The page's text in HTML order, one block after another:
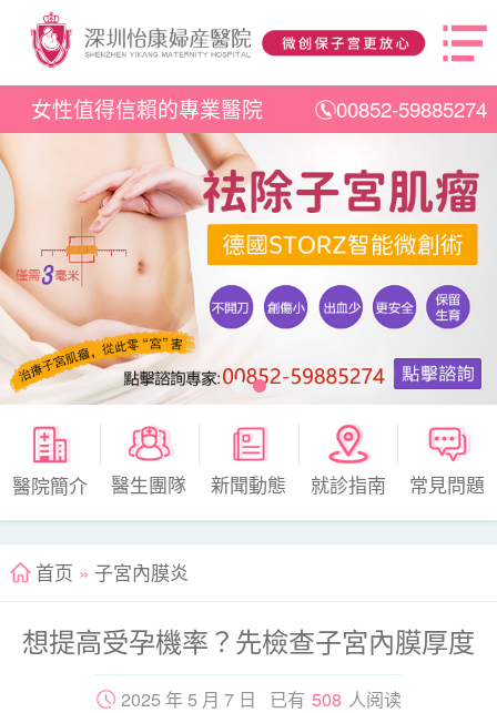
女性值得信賴的專業醫院 00852-59885274
醫院簡介 醫生團隊 新聞動態 就診指南 常見問題
首页 » 子宮內膜炎
想提高受孕機率？先檢查子宮內膜厚度
2025 年 5 月 7 日 已有 508 人阅读